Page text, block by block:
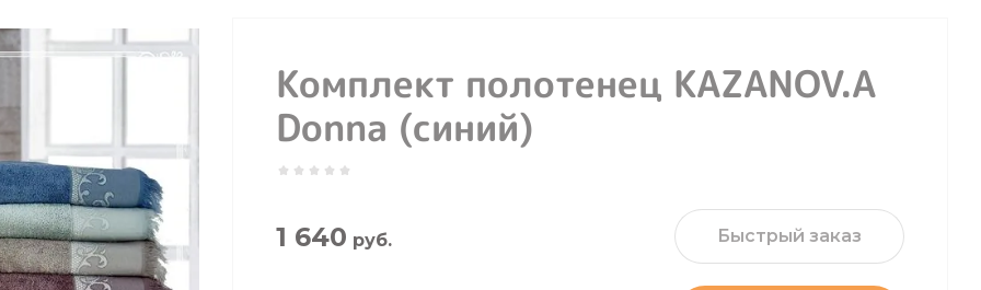
Комплект полотенец KAZANOV.A
Donna (синий)
1 640 руб. Быстрый заказ